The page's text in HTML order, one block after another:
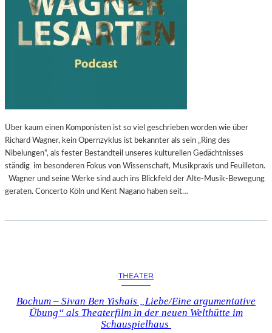
Über kaum einen Komponisten ist so viel geschrieben worden wie über
Richard Wagner, kein Opernzyklus ist bekannter als sein „Ring des
Nibelungen“, als fester Bestandteil unseres kulturellen Gedächtnisses
ständig im besonderen Fokus von Wissenschaft, Musikpraxis und Feuilleton.
Wagner und seine Werke sind auch ins Blickfeld der Alte-Musik-Bewegung
geraten. Concerto Köln und Kent Nagano haben seit…
THEATER
Bochum – Sivan Ben Yishais „Liebe/Eine argumentative
Übung“ als Theaterfilm in der neuen Welthütte im
Schauspielhaus